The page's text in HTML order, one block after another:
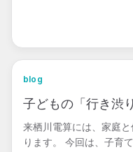
blog
子どもの「行き渋
来栖川電算には、家庭
ります。 今回は、子育